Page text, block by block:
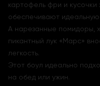
картофель фри и
обеспечивают идеальную
А нарезанные помидоры,
пикантный лук «Марс»
легкость.
Этот боул идеально
на обед или ужин.